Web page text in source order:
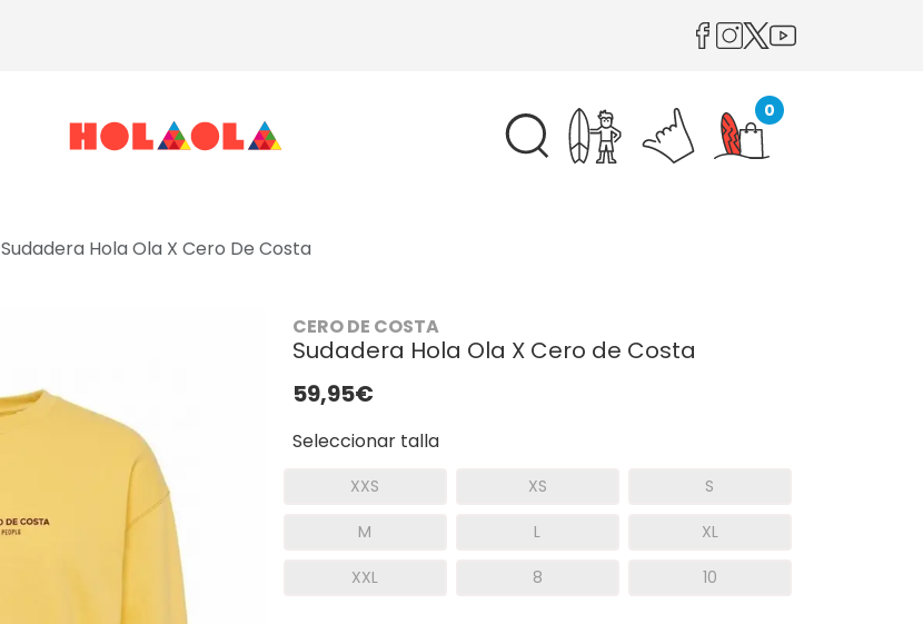
0
Sudadera Hola Ola X Cero De Costa
CERO DE COSTA
Sudadera Hola Ola X Cero de Costa
59,95€
Seleccionar talla
XXS XS S
M L XL
XXL 8 10